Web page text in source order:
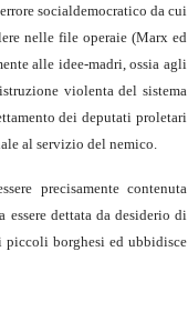
socialdemocratico da cui
nelle file operaie (Marx ed
alle idee-madri, ossia agli
violenta del sistema
dei deputati proletari
al servizio del nemico.
precisamente contenuta
dettata da desiderio di
piccoli borghesi ed ubbidisce